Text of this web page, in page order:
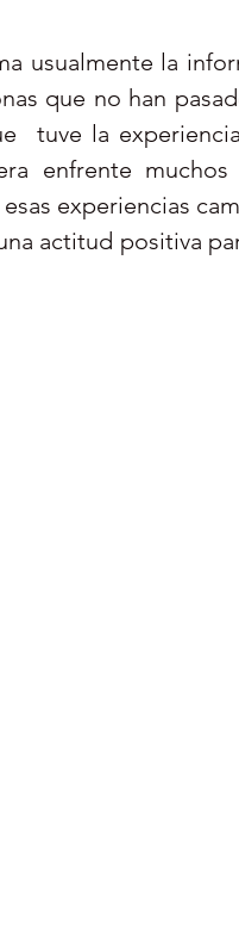
usualmente la
que no han
tuve la
enfrente
experiencias
actitud positiva